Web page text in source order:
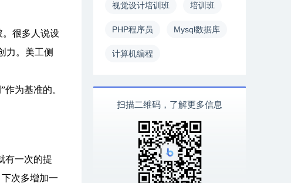
很多人说设
力。美工侧
为基准的。
有一次的提
次多增加一
视觉设计培训班 培训班
PHP程序员 Mysql数据库
计算机编程
扫描二维码，了解更多信息